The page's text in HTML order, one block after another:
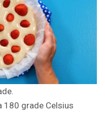
180 grade Celsius